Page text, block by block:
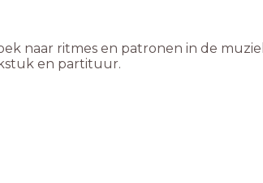
naar ritmes en patronen in de
en partituur.